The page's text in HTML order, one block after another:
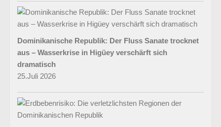
Dominikanische Republik: Der Fluss Sanate trocknet
aus – Wasserkrise in Higüey verschärft sich
dramatisch
25.Juli 2026